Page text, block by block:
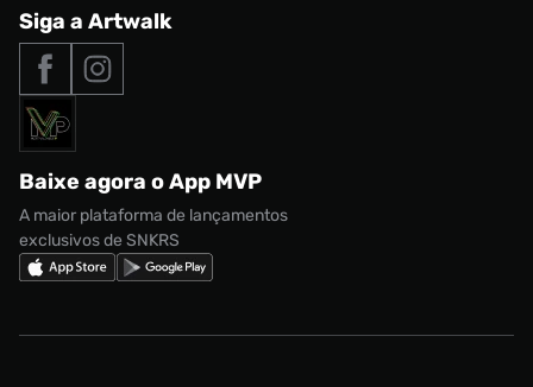
Outlet
Roupas
Acessórios
Marcas
adidas Samba
Nike Air Max
adidas Adi2000
adidas Campus
Nike Shox
Seja um franqueado
Nossas lojas
Termos de uso
Política de privacidade
Regulamento CRM/ CASHBACK
Regulamento Cupom
Central de Relacionamento
Tipos de entrega
Formas de Pagamento
Solicite seus dados
Siga a Artwalk
Baixe agora o App MVP
A maior plataforma de lançamentos
exclusivos de SNKRS